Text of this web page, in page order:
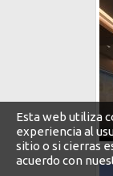
Esta web utiliza
experiencia al
sitio o si cierras
acuerdo con